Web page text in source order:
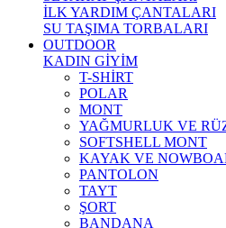
İLK YARDIM ÇANTALARI
SU TAŞIMA TORBALARI
OUTDOOR
KADIN GİYİM
T-SHİRT
POLAR
MONT
YAĞMURLUK VE
SOFTSHELL MONT
KAYAK VE
PANTOLON
TAYT
ŞORT
BANDANA